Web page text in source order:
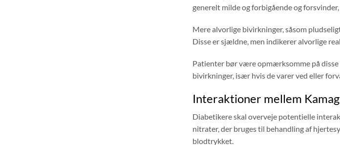
generelt milde og forbigående og
Mere alvorlige bivirkninger, såsom
Disse er sjældne, men indikerer alvorlige
Patienter bør være opmærksomme på
bivirkninger, især hvis de varer ved eller
Interaktioner mellem
Diabetikere skal overveje potentielle
nitrater, der bruges til behandling af
blodtrykket.